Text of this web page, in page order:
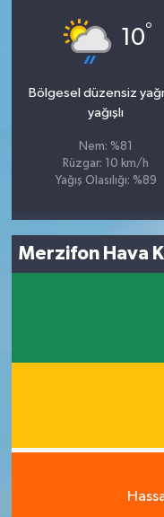
10°
Bölgesel düzensiz
yağışlı
Nem: %81
Rüzgar: 10 km/h
Yağış Olasılığı: %89
Merzifon Hava